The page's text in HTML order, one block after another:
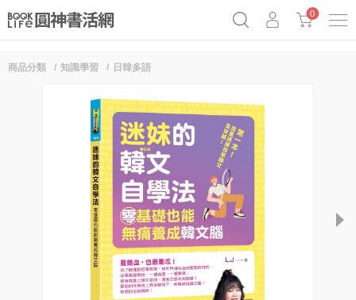
Netflix話題章魚小說！
0
商品分類 知識學習 日韓多語
next